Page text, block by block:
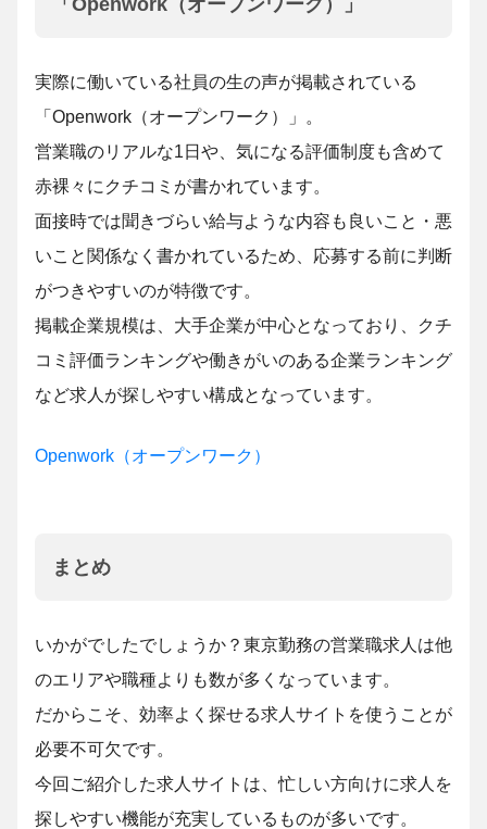
実際に働いている社員の生の声が掲載されている
「Openwork（オープンワーク）」。
営業職のリアルな1日や、気になる評価制度も含めて
赤裸々にクチコミが書かれています。
面接時では聞きづらい給与ような内容も良いこと・悪
いこと関係なく書かれているため、応募する前に判断
がつきやすいのが特徴です。
掲載企業規模は、大手企業が中心となっており、クチ
コミ評価ランキングや働きがいのある企業ランキング
など求人が探しやすい構成となっています。
Openwork（オープンワーク）
まとめ
いかがでしたでしょうか？東京勤務の営業職求人は他
のエリアや職種よりも数が多くなっています。
だからこそ、効率よく探せる求人サイトを使うことが
必要不可欠です。
今回ご紹介した求人サイトは、忙しい方向けに求人を
探しやすい機能が充実しているものが多いです。